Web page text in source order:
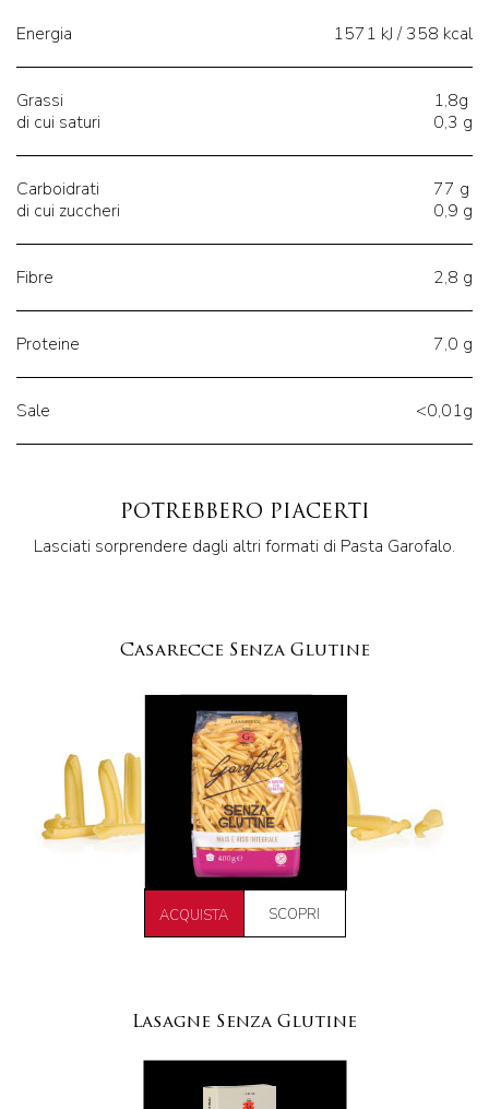
Energia 1571 kJ / 358 kcal
Grassi
di cui saturi
1,8g
0,3 g
Carboidrati
di cui zuccheri
77 g
0,9 g
Fibre 2,8 g
Proteine 7,0 g
Sale <0,01g
POTREBBERO PIACERTI
Lasciati sorprendere dagli altri formati di Pasta Garofalo.
Casarecce Senza Glutine
ACQUISTA SCOPRI
Lasagne Senza Glutine